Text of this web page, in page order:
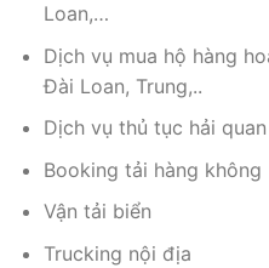
Loan,…
Dịch vụ mua hộ hàng
Đài Loan, Trung,..
Dịch vụ thủ tục hải
Booking tải hàng không
Vận tải biển
Trucking nội địa